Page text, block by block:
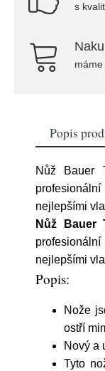
s
Popis
Nůž
nejlepšími
Nůž Bauer
nejlepšími
Popis:
Nože
ostří
Nový a
Tyto